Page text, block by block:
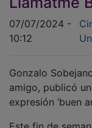
Llamatme
07/07/2024 -
Gonzalo
amigo, publicó
expresión ‘buen